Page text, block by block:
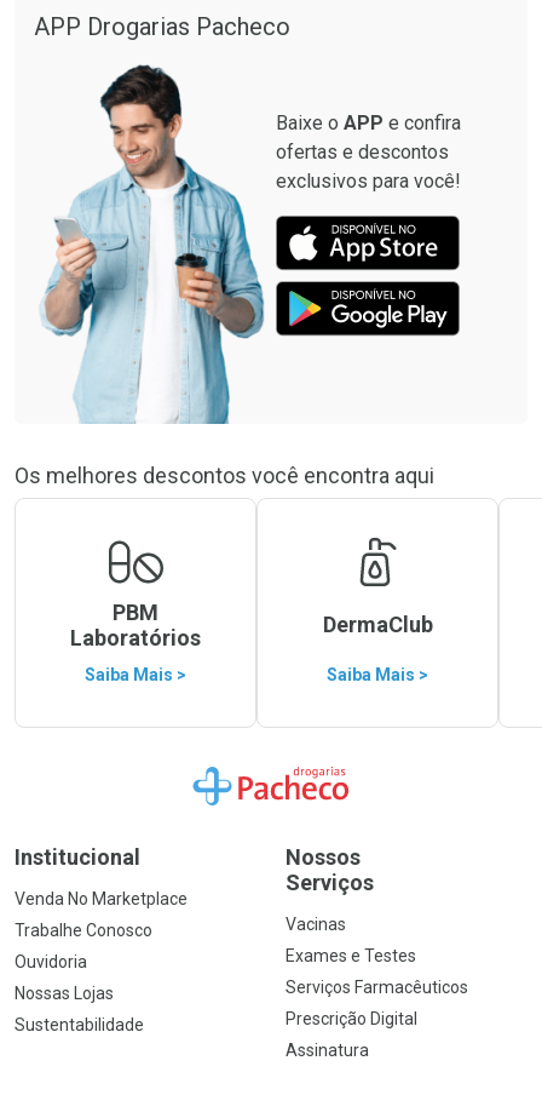
APP Drogarias Pacheco
Baixe o APP e confira
ofertas e descontos
exclusivos para você!
Os melhores descontos você encontra aqui
PBM
Laboratórios
Saiba Mais >
DermaClub
Saiba Mais >
Ir para a Home
Institucional
Venda No Marketplace
Trabalhe Conosco
Ouvidoria
Nossas Lojas
Sustentabilidade
Nossos
Serviços
Vacinas
Exames e Testes
Serviços Farmacêuticos
Prescrição Digital
Assinatura